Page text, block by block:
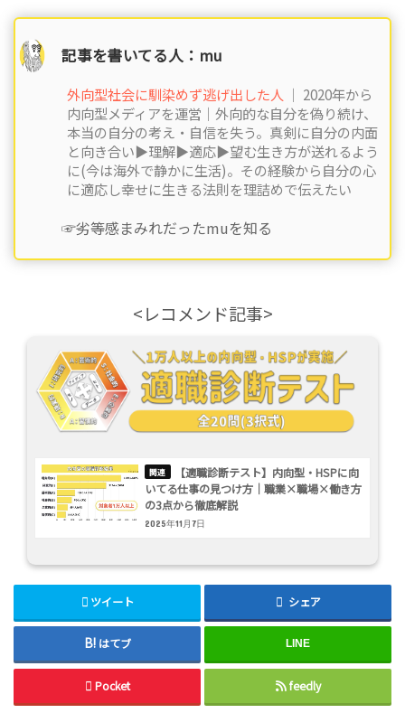
記事を書いてる人：mu
外向型社会に馴染めず逃げ出した人 ｜ 2020年から
内向型メディアを運営｜外向的な自分を偽り続け、
本当の自分の考え・自信を失う。真剣に自分の内面
と向き合い▶︎理解▶︎適応▶︎望む生き方が送れるよう
に(今は海外で静かに生活)。その経験から自分の心
に適応し幸せに生きる法則を理詰めで伝えたい
☞劣等感まみれだったmuを知る
<レコメンド記事>
【適職診断テスト】内向型・HSPに向
いてる仕事の見つけ方｜職業×職場×働き方
の3点から徹底解説
2025年11月7日
ツイート シェア
はてブ LINE
Pocket feedly